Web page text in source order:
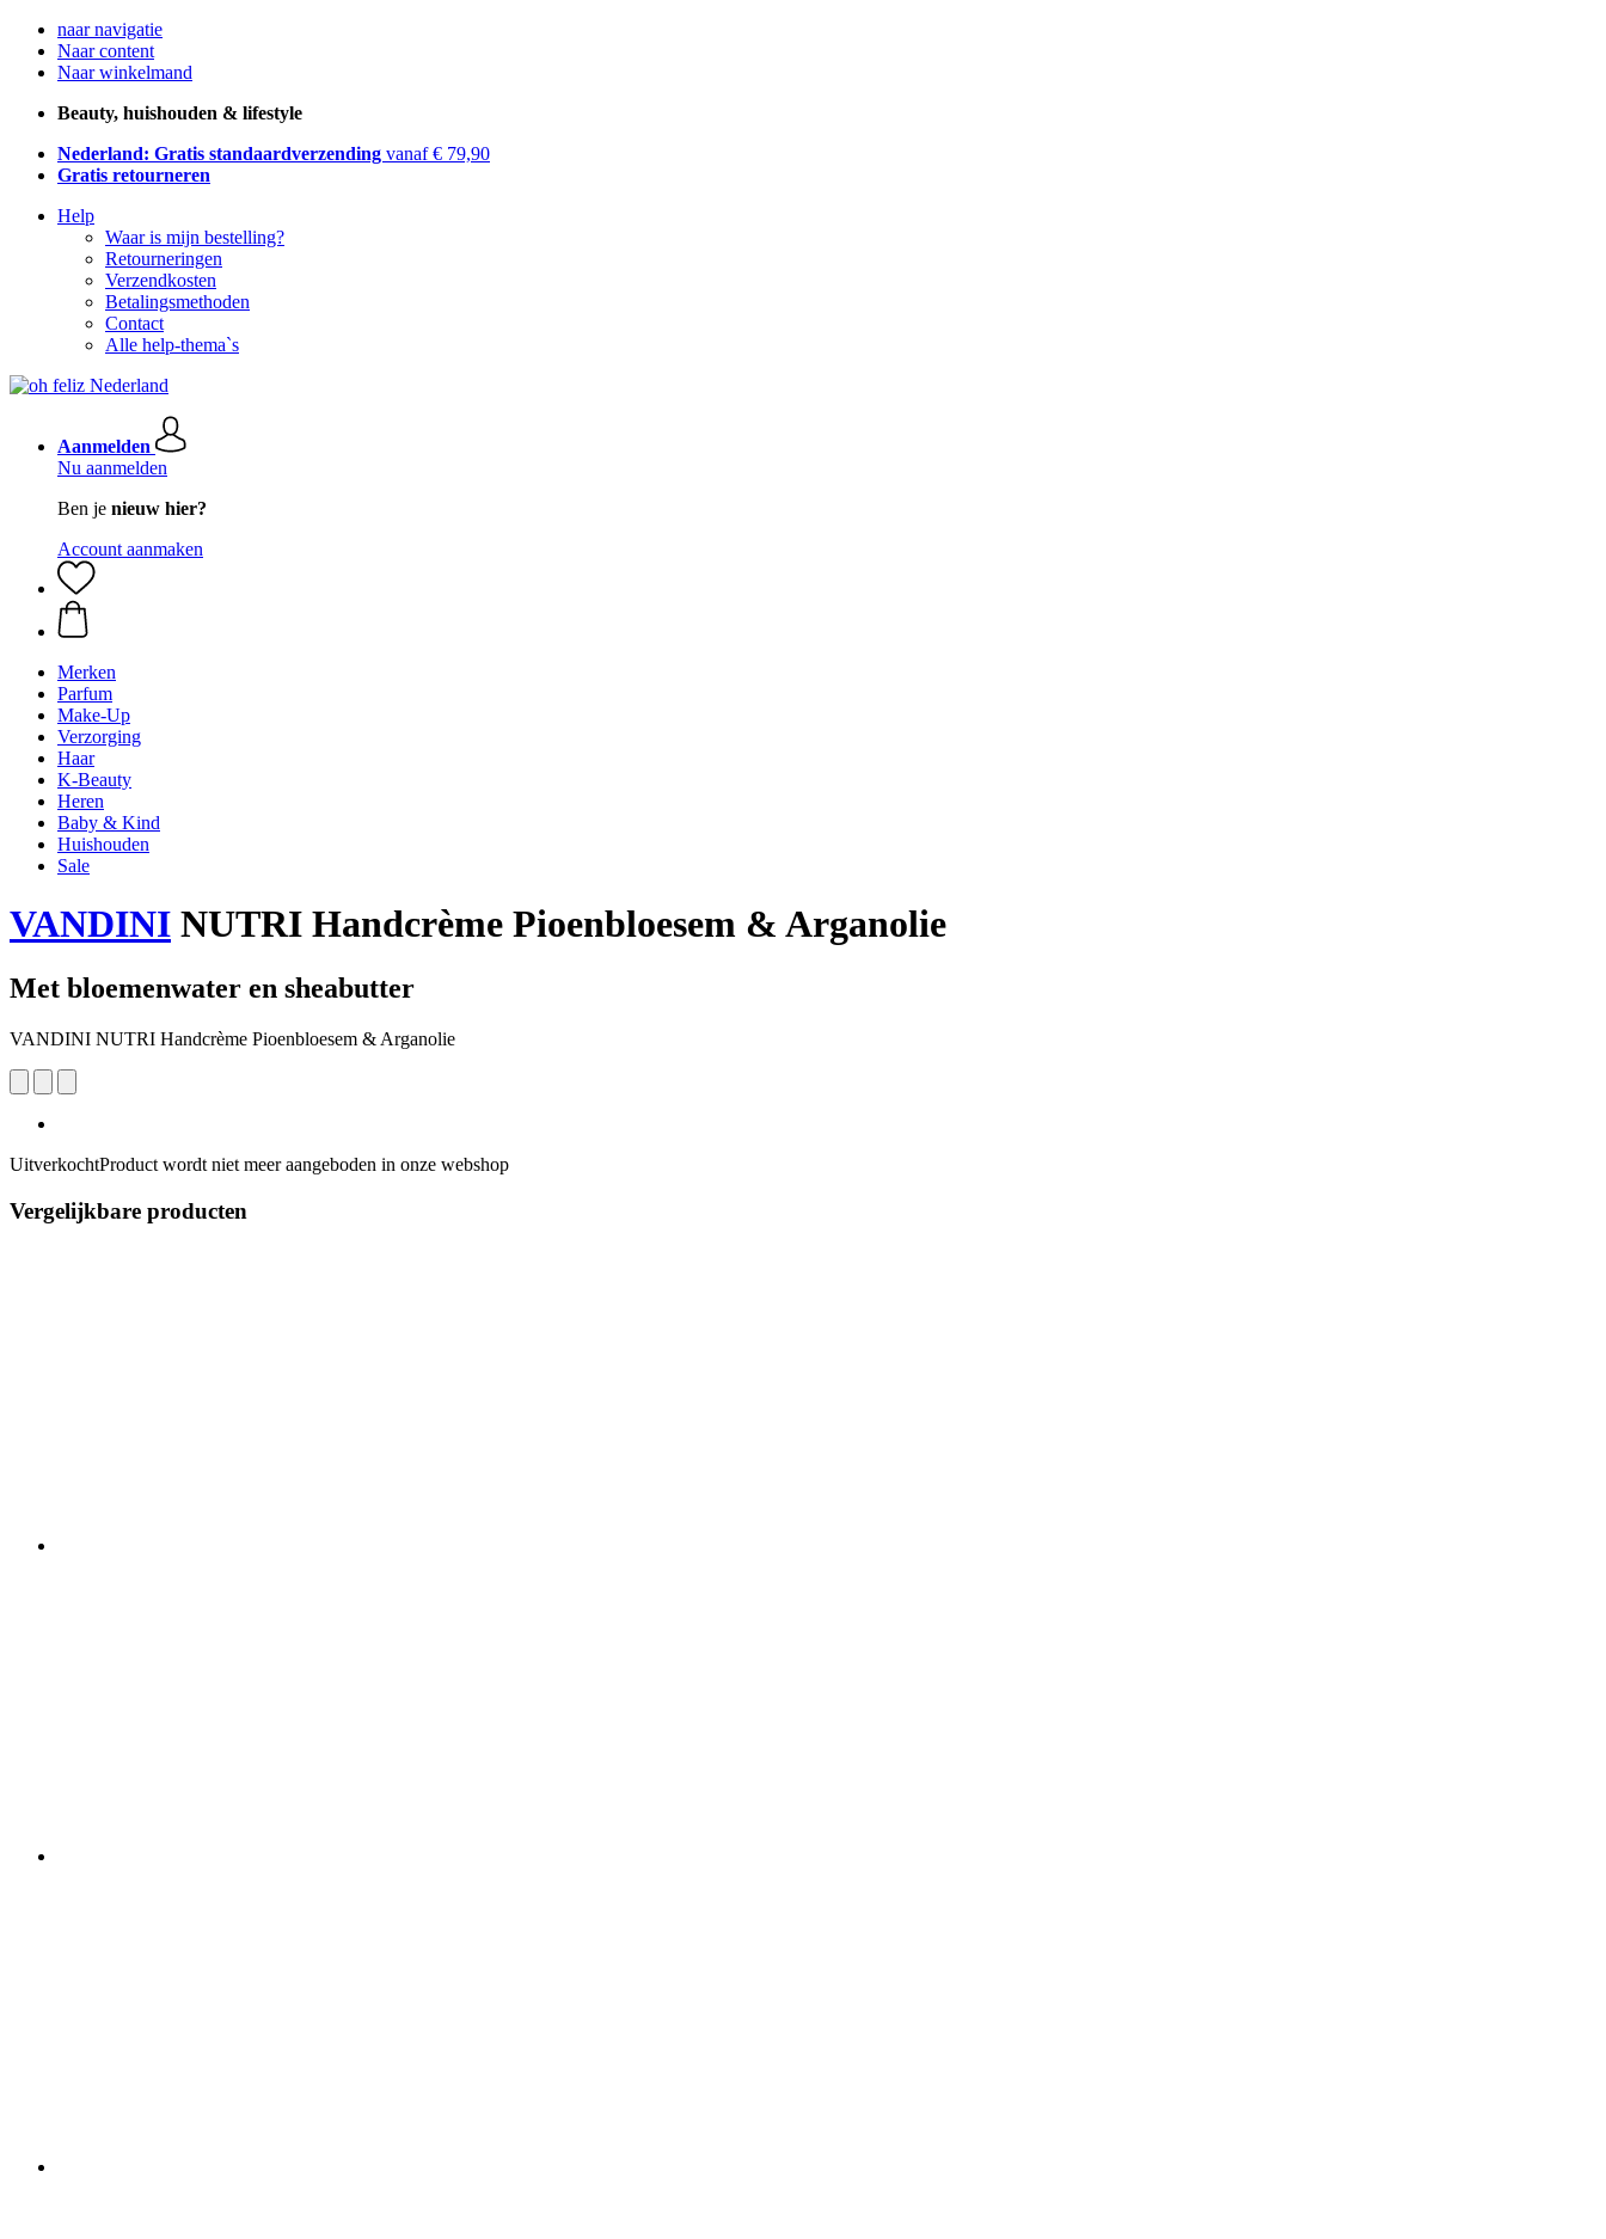
naar navigatie
Naar content
Naar winkelmand
Beauty, huishouden & lifestyle
Nederland: Gratis standaardverzending vanaf € 79,90
Gratis retourneren
Help
Waar is mijn bestelling?
Retourneringen
Verzendkosten
Betalingsmethoden
Contact
Alle help-thema`s
Aanmelden
Nu aanmelden
Ben je nieuw hier?
Account aanmaken
Merken
Parfum
Make-Up
Verzorging
Haar
K-Beauty
Heren
Baby & Kind
Huishouden
Sale
VANDINI NUTRI Handcrème Pioenbloesem & Arganolie
Met bloemenwater en sheabutter
VANDINI NUTRI Handcrème Pioenbloesem & Arganolie
UitverkochtProduct wordt niet meer aangeboden in onze webshop
Vergelijkbare producten